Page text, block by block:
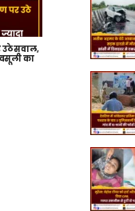
उठे सवाल,
का